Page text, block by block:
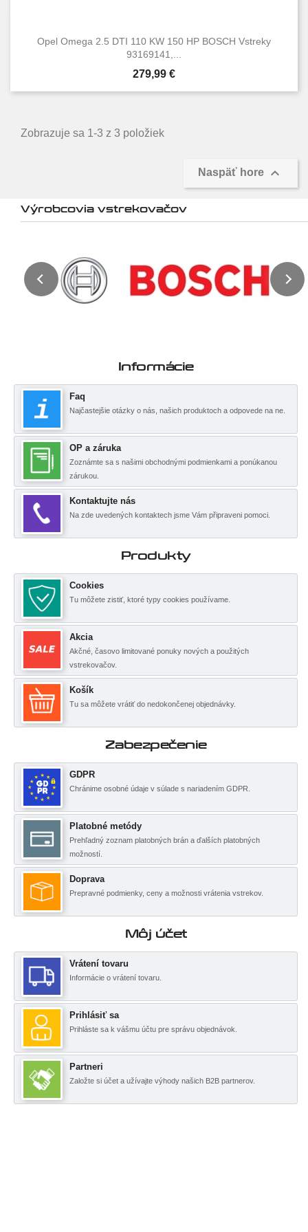
Opel Omega 2.5 DTI 110 KW 150 HP BOSCH Vstreky
93169141,...
Cena
279,99 €
Zobrazuje sa 1-3 z 3 položiek
Naspäť hore 
Výrobcovia vstrekovačov
Informácie
Faq
Najčastejšie otázky o nás, našich produktoch a odpovede na ne.
OP a záruka
Zoznámte sa s našimi obchodnými podmienkami a ponúkanou
zárukou.
Kontaktujte nás
Na zde uvedených kontaktech jsme Vám připraveni pomoci.
Produkty
Cookies
Tu môžete zistiť, ktoré typy cookies používame.
Akcia
Akčné, časovo limitované ponuky nových a použitých
vstrekovačov.
Košík
Tu sa môžete vrátiť do nedokončenej objednávky.
Zabezpečenie
GDPR
Chránime osobné údaje v súlade s nariadením GDPR.
Platobné metódy
Prehľadný zoznam platobných brán a ďalších platobných
možností.
Doprava
Prepravné podmienky, ceny a možnosti vrátenia vstrekov.
Môj účet
Vrátení tovaru
Informácie o vrátení tovaru.
Prihlásiť sa
Prihláste sa k vášmu účtu pre správu objednávok.
Partneri
Založte si účet a užívajte výhody našich B2B partnerov.